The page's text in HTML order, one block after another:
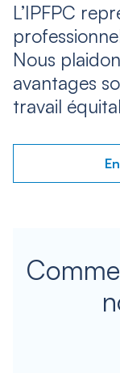
L’IPFPC
Nous
avantages
travail